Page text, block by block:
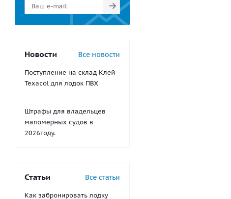
Новости Все новости
Поступление на склад Клей
Texacol для лодок ПВХ
Штрафы для владельцев
маломерных судов в
2026году.
Статьи Все статьи
Как забронировать лодку